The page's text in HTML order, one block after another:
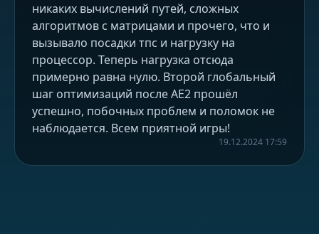
никаких вычислений путей, сложных
алгоритмов с матрицами и прочего, что и
вызывало посадки тпс и нагрузку на
процессор. Теперь нагрузка отсюда
примерно равна нулю. Второй глобальный
шаг оптимизаций после AE2 прошёл
успешно, побочных проблем и поломок не
наблюдается. Всем приятной игры!
19.12.2024 17:59